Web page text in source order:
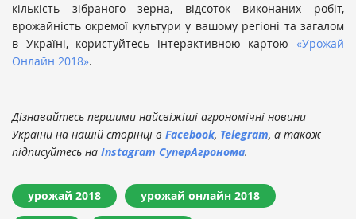
кількість зібраного зерна, відсоток виконаних робіт,
врожайність окремої культури у вашому регіоні та загалом
в Україні, користуйтесь інтерактивною картою «Урожай
Онлайн 2018».
Дізнавайтесь першими найсвіжіші агрономічні новини
України на нашій сторінці в Facebook, Telegram, а також
підписуйтесь на Instagram СуперАгронома.
урожай 2018 урожай онлайн 2018